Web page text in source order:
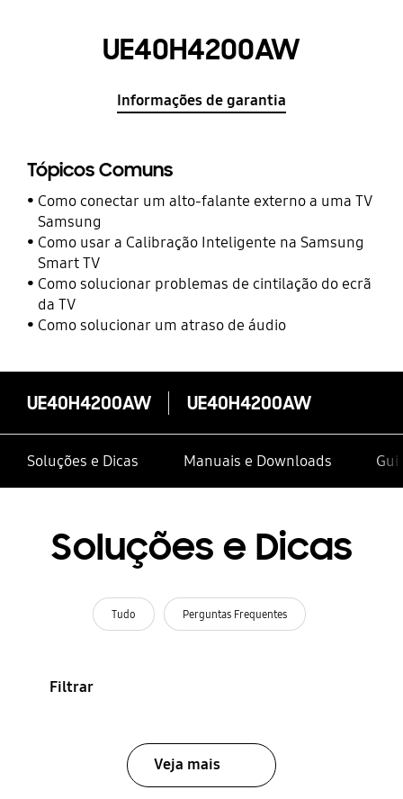
UE40H4200AW
Informações de garantia
Tópicos Comuns
Como conectar um alto-falante externo a uma TV
Samsung
Como usar a Calibração Inteligente na Samsung
Smart TV
Como solucionar problemas de cintilação do ecrã
da TV
Como solucionar um atraso de áudio
UE40H4200AW UE40H4200AW
Soluções e Dicas Manuais e Downloads
Soluções e Dicas
Tudo Perguntas Frequentes
Filtrar
Veja mais